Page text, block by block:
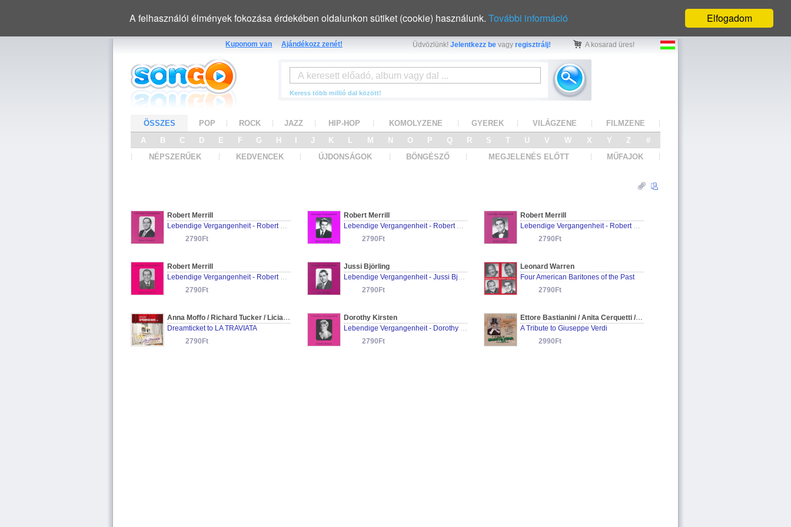
Elfogadom
A felhasználói élmények fokozása érdekében oldalunkon sütiket (cookie) használunk. További információ
Kuponom van Ajándékozz zenét! A kosarad üres!
Üdvözlünk!Jelentkezz be vagyregisztrálj!
Keress több millió dal között!
ÖSSZES POP ROCK JAZZ HIP-HOP KOMOLYZENE GYEREK VILÁGZENE
FILMZENE
A
B C D E F G H J K L M N O P Q R S T U V W X Y Z
#
NÉPSZERŰEK
KEDVENCEK ÚJDONSÁGOK BÖNGÉSZŐ MEGJELENÉS ELŐTT MŰFAJOK
Robert Merrill
2790Ft
Robert Merrill
2790Ft
Robert Merrill
2790Ft
Robert Merrill
2790Ft
Jussi Björling
2790Ft
Leonard Warren
Four American Baritones of the Past
2790Ft
Anna Moffo / Richard Tucker / Licia Albanese / Jan Peerce / Amelita Galli - Curci / Tito Schipa / Graziella Pareto / Virginia Zeani / Maria Callas / Joan Sutherland / Alfredo Kraus / Giuseppe di Stefano / Helge Rosvaenge / Maria Cebotari / Heinrich Schlu
Dreamticket to LA TRAVIATA
2790Ft
Dorothy Kirsten
2790Ft
Ettore Bastianini / Anita Cerquetti / Carlo Tagliabue / Margherita Grandi / Leonard Warren / Tito Gobbi / Giacinto Prandelli / Alfredo Kraus / Jan Peerce / Erna Berger / Fedora Barbieri / Carlo Bergonzi / Aureliano Pertile / Maria Callas / Amelita Galli
A Tribute to Giuseppe Verdi
2990Ft